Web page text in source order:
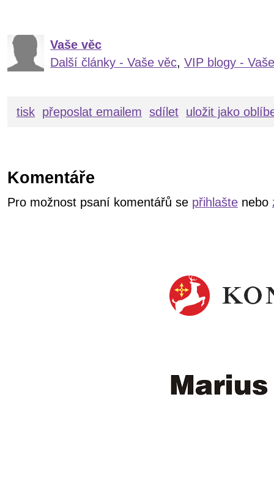
Vaše věc
Další články - Vaše věc, VIP blogy -
tisk přeposlat emailem sdílet uložit jako
Komentáře
Pro možnost psaní komentářů se přihlašte nebo